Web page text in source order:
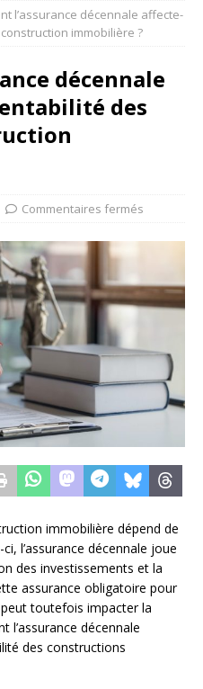
l’assurance décennale affecte-
immobilière ?
décennale
des
Commentaires fermés
immobilière dépend de
l’assurance décennale joue
des investissements et la
assurance obligatoire pour
toutefois impacter la
l’assurance décennale
des constructions